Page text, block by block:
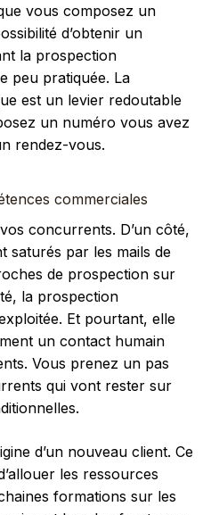
vous composez un
d’obtenir un
la prospection
peu pratiquée. La
est un levier redoutable
un numéro vous avez
rendez-vous.
commerciales
concurrents. D’un côté,
saturés par les mails de
de prospection sur
la prospection
Et pourtant, elle
un contact humain
Vous prenez un pas
qui vont rester sur
d’un nouveau client. Ce
les ressources
formations sur les